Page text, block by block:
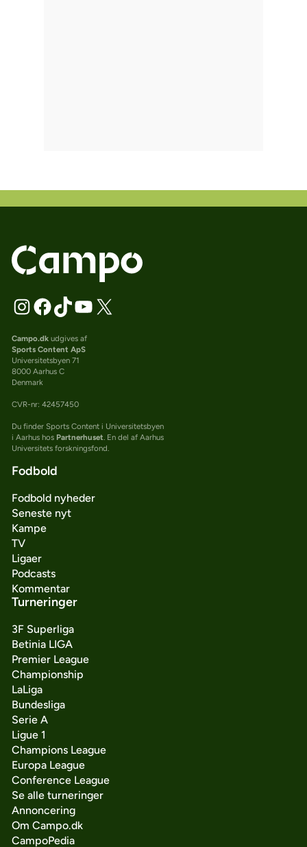
Campo.dkudgives af
Sports Content ApS
Universitetsbyen 71
8000 Aarhus C
Denmark
CVR-nr: 42457450
Du finder Sports Content i Universitetsbyen
i Aarhus hos Partnerhuset. En del af Aarhus
Universitets forskningsfond.
Fodbold
Fodbold nyheder
Seneste nyt
Kampe
TV
Ligaer
Podcasts
Kommentar
Turneringer
3F Superliga
Betinia LIGA
Premier League
Championship
LaLiga
Bundesliga
Serie A
Ligue 1
Champions League
Europa League
Conference League
Se alle turneringer
Annoncering
Om Campo.dk
CampoPedia